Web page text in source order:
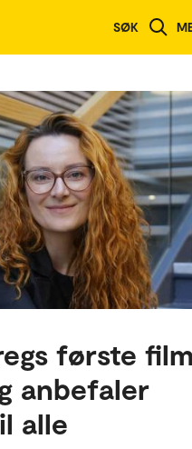
SØK
første
anbefaler
alle